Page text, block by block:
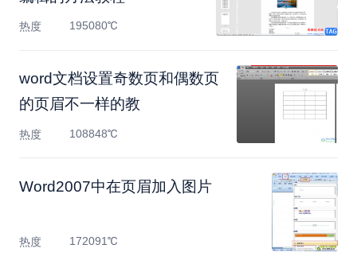
热度 195080℃
​word文档设置奇数页和偶数页
的页眉不一样的教
热度 108848℃
Word2007中在页眉加入图片
热度 172091℃